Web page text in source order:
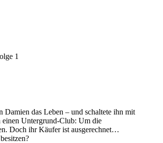
1
Damien das Leben – und schaltete ihn mit
einen Untergrund-Club: Um die
Doch ihr Käufer ist ausgerechnet